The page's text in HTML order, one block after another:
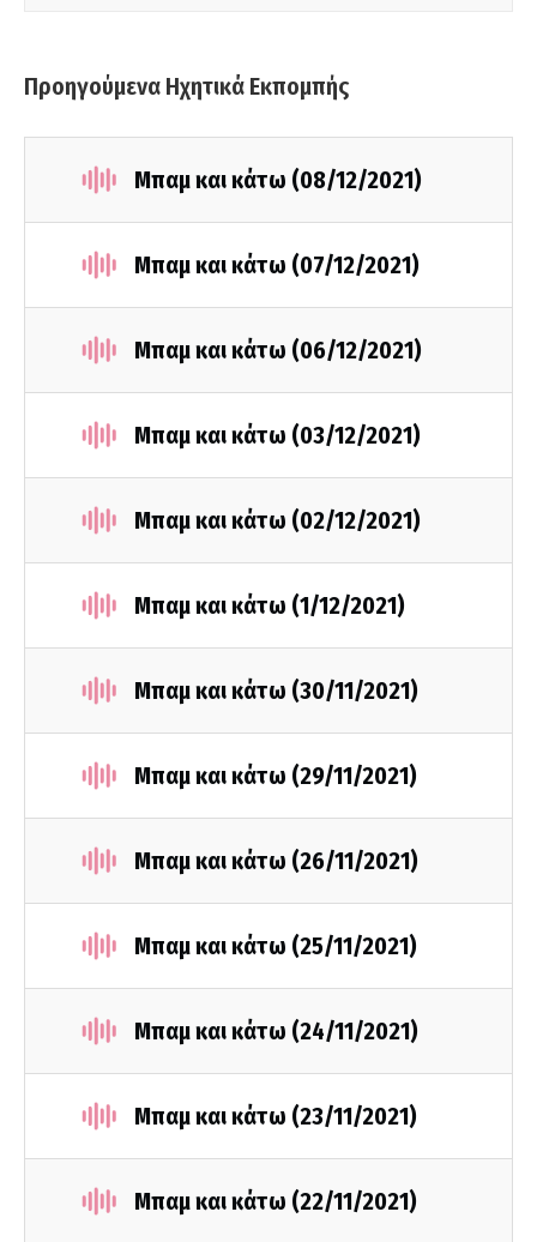
Προηγούμενα Ηχητικά Εκπομπής
Μπαμ και κάτω (08/12/2021)
Μπαμ και κάτω (07/12/2021)
Μπαμ και κάτω (06/12/2021)
Μπαμ και κάτω (03/12/2021)
Μπαμ και κάτω (02/12/2021)
Μπαμ και κάτω (1/12/2021)
Μπαμ και κάτω (30/11/2021)
Μπαμ και κάτω (29/11/2021)
Μπαμ και κάτω (26/11/2021)
Μπαμ και κάτω (25/11/2021)
Μπαμ και κάτω (24/11/2021)
Μπαμ και κάτω (23/11/2021)
Μπαμ και κάτω (22/11/2021)